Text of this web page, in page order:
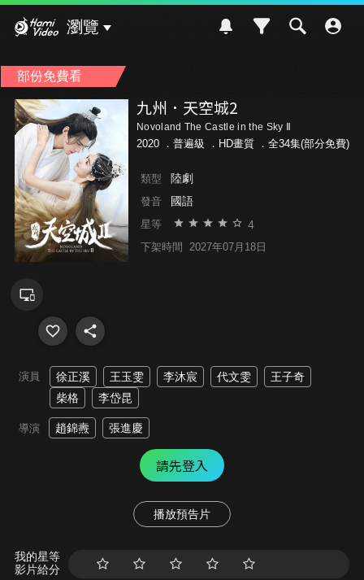
瀏覽
部份免費看
九州．天空城2
Novoland The Castle in the Sky Ⅱ
2020 ． 普遍級 ．HD畫質 ．全34集(部分免費)
類型 陸劇
發音 國語
星等 4
下架時間 2027年07月18日
演員 徐正溪 王玉雯 李沐宸 代文雯
王子奇
柴格
李岱昆
導演 趙錦燾 張進慶
請先登入
播放預告片
我的星等
影片給分